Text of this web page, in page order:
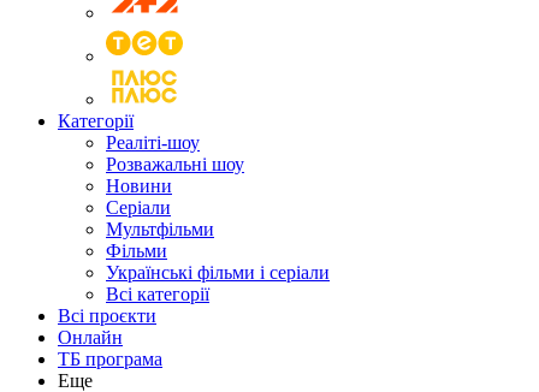
Категорії
Реаліті-шоу
Розважальні шоу
Новини
Серіали
Мультфільми
Фільми
Українські фільми і серіали
Всі категорії
Всі проєкти
Онлайн
ТБ програма
Еще